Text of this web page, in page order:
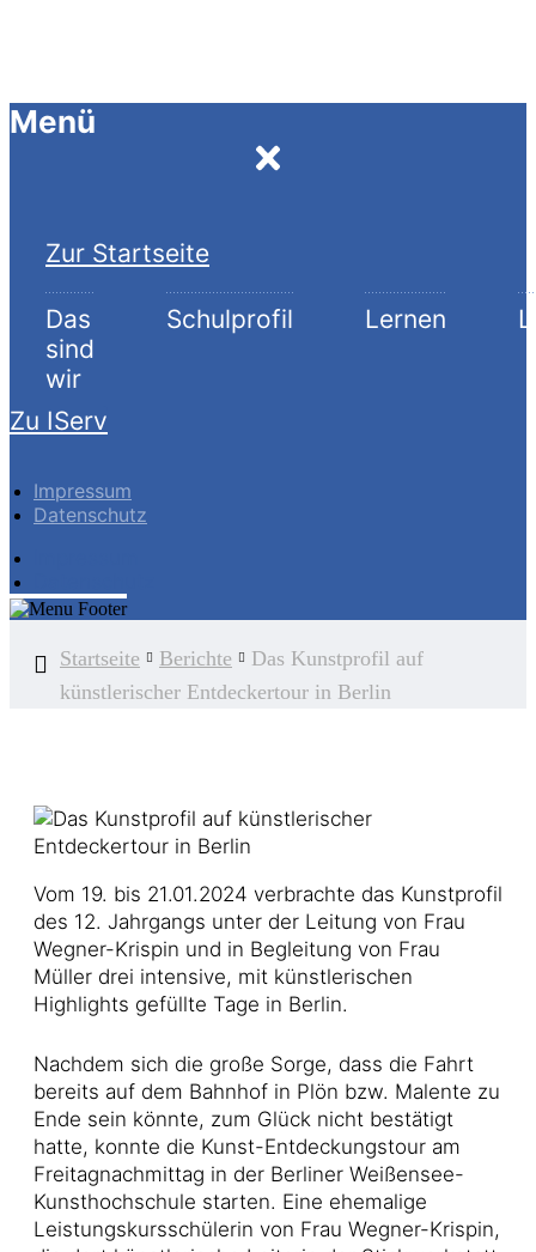
Menü
Zur Startseite
Das
sind
wir
Schulprofil Lernen
Zu IServ
Impressum
Datenschutz
Startseite Berichte
Das Kunstprofil auf
künstlerischer Entdeckertour in Berlin
Vom 19. bis 21.01.2024 verbrachte das Kunstprofil
des 12. Jahrgangs unter der Leitung von Frau
Wegner-Krispin und in Begleitung von Frau
Müller drei intensive, mit künstlerischen
Highlights gefüllte Tage in Berlin.
Nachdem sich die große Sorge, dass die Fahrt
bereits auf dem Bahnhof in Plön bzw. Malente zu
Ende sein könnte, zum Glück nicht bestätigt
hatte, konnte die Kunst-Entdeckungstour am
Freitagnachmittag in der Berliner Weißensee-
Kunsthochschule starten. Eine ehemalige
Leistungskursschülerin von Frau Wegner-Krispin,